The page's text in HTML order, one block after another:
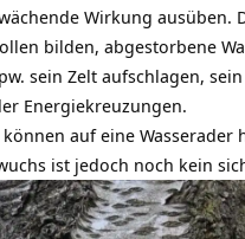
Wirkung
bilden, abgestorbene
sein Zelt aufschlagen,
Energiekreuzungen.
können auf eine
ist jedoch noch kein